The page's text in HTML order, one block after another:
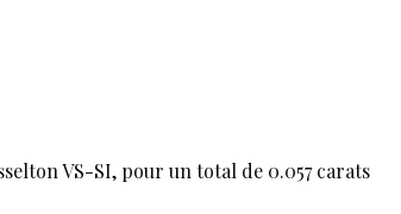
VS-SI, pour un total de 0.057 carats